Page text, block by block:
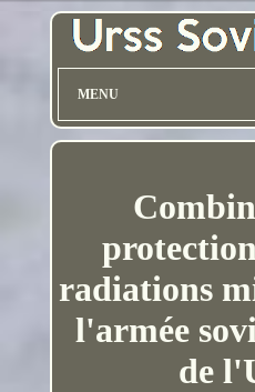
MENU
radiations
l'armée
de